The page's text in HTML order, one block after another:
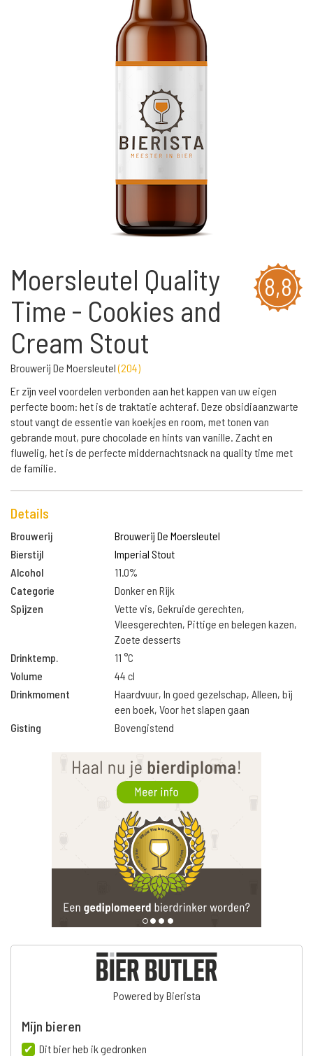
8,8
Moersleutel Quality
Time - Cookies and
Cream Stout
Brouwerij De Moersleutel(204)
Er zijn veel voordelen verbonden aan het kappen van uw eigen
perfecte boom: het is de traktatie achteraf. Deze obsidiaanzwarte
stout vangt de essentie van koekjes en room, met tonen van
gebrande mout, pure chocolade en hints van vanille. Zacht en
fluwelig, het is de perfecte middernachtsnack na quality time met
de familie.
Details
Brouwerij
Brouwerij De Moersleutel
Bierstijl
Imperial Stout
Alcohol
11.0%
Categorie
Donker en Rijk
Spijzen
Vette vis, Gekruide gerechten,
Vleesgerechten, Pittige en belegen kazen,
Zoete desserts
Drinktemp.
11 °C
Volume
44 cl
Drinkmoment
Haardvuur, In goed gezelschap, Alleen, bij
een boek, Voor het slapen gaan
Gisting
Bovengistend
Powered by Bierista
Mijn bieren
Dit bier heb ik gedronken